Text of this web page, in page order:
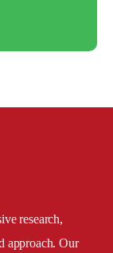
research,
approach. Our